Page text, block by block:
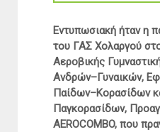
Εντυπωσιακή ήταν η
του ΓΑΣ Χολαργού
Αεροβικής
Ανδρών–Γυναικών,
Παίδων–Κορασίδων
Παγκορασίδων,
AEROCOMBO, που